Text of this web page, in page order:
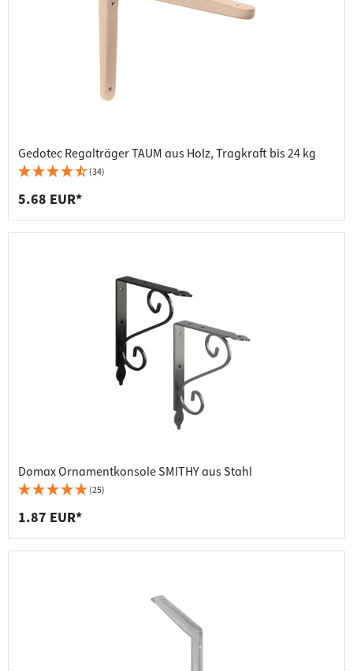
Gedotec Regalträger TAUM aus Holz, Tragkraft bis 24 kg
(34)
5.68 EUR*
Domax Ornamentkonsole SMITHY aus Stahl
(25)
1.87 EUR*